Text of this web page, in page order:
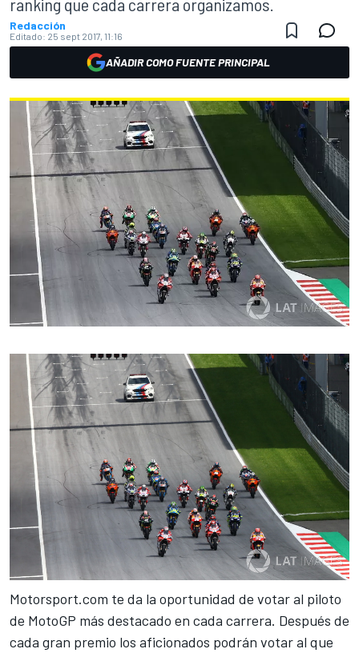
Redacción
Editado: 25 sept 2017, 11:16
AÑADIR COMO FUENTE PRINCIPAL
Motorsport.com te da la oportunidad de votar al piloto
de MotoGP más destacado en cada carrera. Después de
cada gran premio los aficionados podrán votar al que